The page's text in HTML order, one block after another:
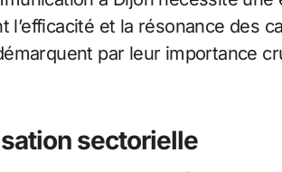
et la résonance des
par leur importance
sectorielle